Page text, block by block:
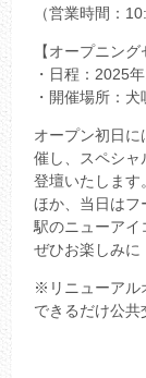
（営業時間：
【オープニン
・日程：2025
・開催場所：犬
オープン初日
催し、スペシャ
登壇いたします
ほか、当日はフ
駅のニューアイ
ぜひお楽しみに
※リニューアル
できるだけ公共